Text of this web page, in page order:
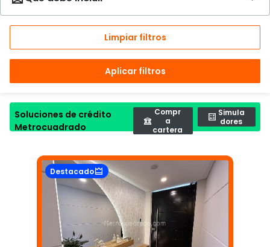
Limpiar filtros
Aplicar filtros
Soluciones de crédito
Metrocuadrado
Compr
a
cartera
Simula
dores
Destacado